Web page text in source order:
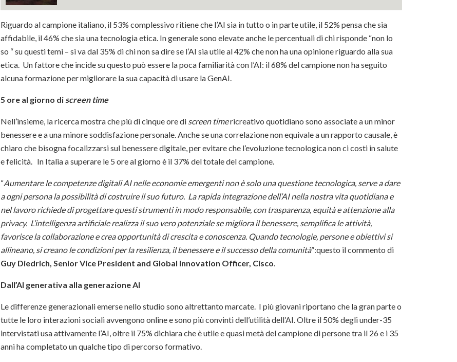
Riguardo al campione italiano, il 53% complessivo ritiene che l’AI sia in tutto o in parte utile, il 52% pensa che sia
affidabile, il 46% che sia una tecnologia etica. In generale sono elevate anche le percentuali di chi risponde “non lo
so “ su questi temi – si va dal 35% di chi non sa dire se l’AI sia utile al 42% che non ha una opinione riguardo alla sua
etica. Un fattore che incide su questo può essere la poca familiarità con l’AI: il 68% del campione non ha seguito
alcuna formazione per migliorare la sua capacità di usare la GenAI.
5 ore al giorno di screen time
Nell’insieme, la ricerca mostra che più di cinque ore di screen timericreativo quotidiano sono associate a un minor
benessere e a una minore soddisfazione personale. Anche se una correlazione non equivale a un rapporto causale, è
chiaro che bisogna focalizzarsi sul benessere digitale, per evitare che l’evoluzione tecnologica non ci costi in salute
e felicità. In Italia a superare le 5 ore al giorno è il 37% del totale del campione.
“Aumentare le competenze digitali AI nelle economie emergenti non è solo una questione tecnologica, serve a dare
a ogni persona la possibilità di costruire il suo futuro. La rapida integrazione dell’AI nella nostra vita quotidiana e
nel lavoro richiede di progettare questi strumenti in modo responsabile, con trasparenza, equità e attenzione alla
privacy. L’intelligenza artificiale realizza il suo vero potenziale se migliora il benessere, semplifica le attività,
favorisce la collaborazione e crea opportunità di crescita e conoscenza. Quando tecnologie, persone e obiettivi si
allineano, si creano le condizioni per la resilienza, il benessere e il successo della comunità”:questo il commento di
Guy Diedrich, Senior Vice President and Global Innovation Officer, Cisco
Dall’AI generativa alla generazione AI
Le differenze generazionali emerse nello studio sono altrettanto marcate. I più giovani riportano che la gran parte o
tutte le loro interazioni sociali avvengono online e sono più convinti dell’utilità dell’AI. Oltre il 50% degli under-35
intervistati usa attivamente l’AI, oltre il 75% dichiara che è utile e quasi metà del campione di persone tra il 26 e i 35
anni ha completato un qualche tipo di percorso formativo.